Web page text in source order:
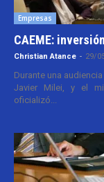
Empresas
CAEME:
Christian Atance - 29/
Durante una
Javier Milei, y el
oficializó...